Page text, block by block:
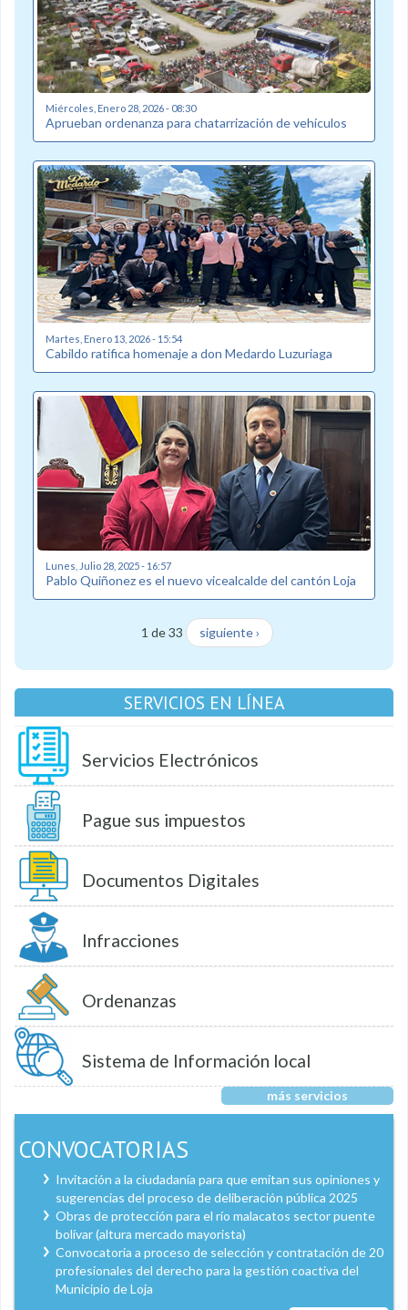
Miércoles, Enero 28, 2026 - 08:30
Aprueban ordenanza para chatarrización de vehículos
Martes, Enero 13, 2026 - 15:54
Cabildo ratifica homenaje a don Medardo Luzuriaga
Lunes, Julio 28, 2025 - 16:57
Pablo Quiñonez es el nuevo vicealcalde del cantón Loja
1 de 33 siguiente ›
SERVICIOS EN LÍNEA
Servicios Electrónicos
Pague sus impuestos
Documentos Digitales
Infracciones
Ordenanzas
Sistema de Información local
más servicios
CONVOCATORIAS
Invitación a la ciudadanía para que emitan sus opiniones y
sugerencias del proceso de deliberación pública 2025
Obras de protección para el río malacatos sector puente
bolívar (altura mercado mayorista)
Convocatoria a proceso de selección y contratación de 20
profesionales del derecho para la gestión coactiva del
Municipio de Loja